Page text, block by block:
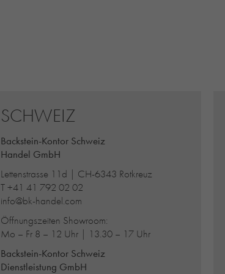
SCHWEIZ
Backstein-Kontor Schweiz
Handel GmbH
Lettenstrasse 11d | CH-6343 Rotkreuz
T+41 41 792 02 02
info@bk-handel.com
Öffnungszeiten Showroom:
Mo – Fr 8 – 12 Uhr | 13.30 – 17 Uhr
Backstein-Kontor Schweiz
Dienstleistung GmbH